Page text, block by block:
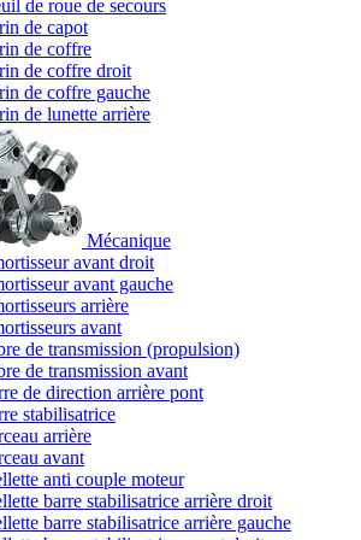
de roue de secours
de capot
de coffre
de coffre droit
de coffre gauche
de lunette arrière
Mécanique
avant droit
avant gauche
arrière
avant
de transmission (propulsion)
de transmission avant
de direction arrière pont
stabilisatrice
arrière
avant
anti couple moteur
barre stabilisatrice arrière droit
barre stabilisatrice arrière gauche